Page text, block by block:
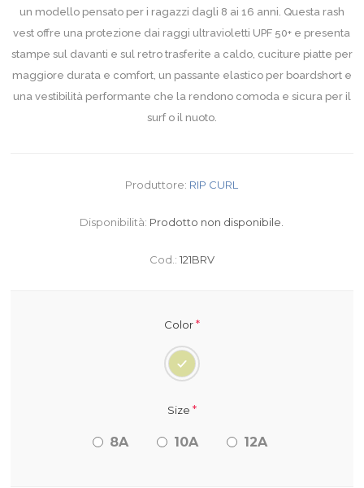
un modello pensato per i ragazzi dagli 8 ai 16 anni. Questa rash
vest offre una protezione dai raggi ultravioletti UPF 50+ e presenta
stampe sul davanti e sul retro trasferite a caldo, cuciture piatte per
maggiore durata e comfort, un passante elastico per boardshort e
una vestibilità performante che la rendono comoda e sicura per il
surf o il nuoto.
Produttore: RIP CURL
Disponibilità: Prodotto non disponibile.
Cod.: 121BRV
Color*
Size *
8A 10A 12A